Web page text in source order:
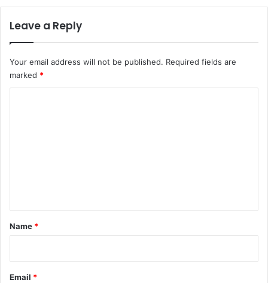
Leave a Reply
Your email address will not be published. Required fields are
marked *
*
Name *
Email *